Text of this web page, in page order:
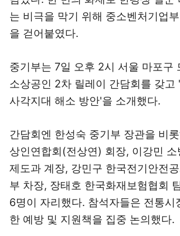
는 비극을 막기 위해 중소벤처기업
을 걷어붙였다.
중기부는 7일 오후 2시 서울 마포구
소상공인 2차 릴레이 간담회를 갖고
사각지대 해소 방안'을 소개했다.
간담회엔 한성숙 중기부 장관을 비
상인연합회(전상연) 회장, 이강민 소
제도과 계장, 강민구 한국전기안전
부 차장, 장태호 한국화재보험협회
6명이 자리했다. 참석자들은 전통시
한 예방 및 지원책을 집중 논의했다.